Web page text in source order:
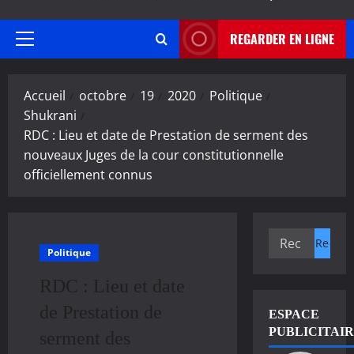
Menu
REGARDER EN LIGNE
Accueil octobre 19 2020
Politique
Shukrani
RDC : Lieu et date de Prestation de serment des
nouveaux Juges de la cour constitutionnelle
officiellement connus
Politique
RDC : Lieu et date
de Prestation de
serment des
Rechercher :
ESPACE